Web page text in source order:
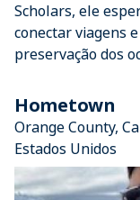
Scholars, ele
conectar viagens
preservação dos
Hometown
Orange County,
Estados Unidos